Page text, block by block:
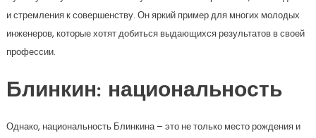
и стремления к совершенству. Он яркий пример для многих молодых
инженеров, которые хотят добиться выдающихся результатов в своей
профессии.
Блинкин: национальность
Однако, национальность Блинкина – это не только место рождения и